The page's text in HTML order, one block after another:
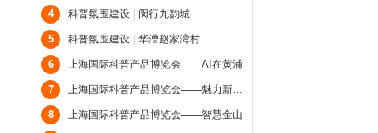
4 科普氛围建设 | 闵行九韵城
5 科普氛围建设 | 华漕赵家湾村
6 上海国际科普产品博览会——AI在黄浦
7 上海国际科普产品博览会——魅力新虹口
8 上海国际科普产品博览会——智慧金山